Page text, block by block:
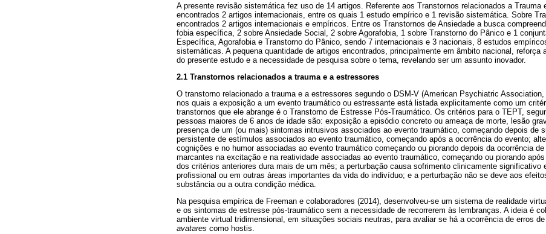
A presente revisão sistemática fez uso de 14 artigos. Referente aos Transtornos relacionados a Trauma
encontrados 2 artigos internacionais, entre os quais 1 estudo empírico e 1 revisão sistemática. Sobre
encontrados 2 artigos internacionais e empíricos. Entre os Transtornos de Ansiedade a busca
fobia específica, 2 sobre Ansiedade Social, 2 sobre Agorafobia, 1 sobre Transtorno do Pânico e 1
Específica, Agorafobia e Transtorno do Pânico, sendo 7 internacionais e 3 nacionais, 8 estudos
sistemáticas. A pequena quantidade de artigos encontrados, principalmente em âmbito nacional, reforça
do presente estudo e a necessidade de pesquisa sobre o tema, revelando ser um assunto inovador.
2.1 Transtornos relacionados a trauma e a estressores
O transtorno relacionado a trauma e a estressores segundo o DSM-V (American Psychiatric
nos quais a exposição a um evento traumático ou estressante está listada explicitamente como um
transtornos que ele abrange é o Transtorno de Estresse Pós-Traumático. Os critérios para o TEPT,
pessoas maiores de 6 anos de idade são: exposição a episódio concreto ou ameaça de morte, lesão
presença de um (ou mais) sintomas intrusivos associados ao evento traumático, começando depois de
persistente de estímulos associados ao evento traumático, começando após a ocorrência do evento;
cognições e no humor associadas ao evento traumático começando ou piorando depois da ocorrência
marcantes na excitação e na reatividade associadas ao evento traumático, começando ou piorando
dos critérios anteriores dura mais de um mês; a perturbação causa sofrimento clinicamente significativo
profissional ou em outras áreas importantes da vida do indivíduo; e a perturbação não se deve aos
substância ou a outra condição médica.
Na pesquisa empírica de Freeman e colaboradores (2014), desenvolveu-se um sistema de realidade
e os sintomas de estresse pós-traumático sem a necessidade de recorrerem às lembranças. A ideia é
ambiente virtual tridimensional, em situações sociais neutras, para avaliar se há a ocorrência de erros
avatares como hostis.